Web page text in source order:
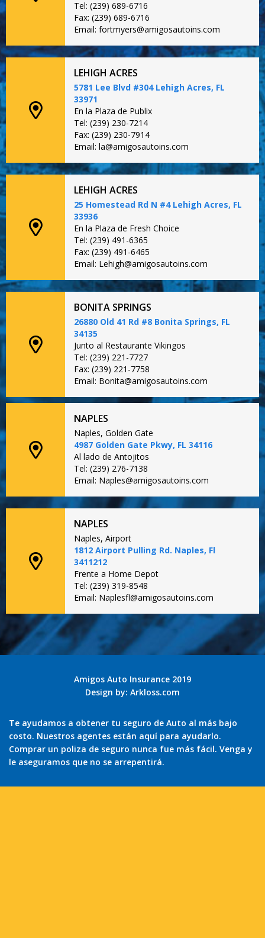
Tel: (239) 689-6716
Fax: (239) 689-6716
Email: fortmyers@amigosautoins.com
LEHIGH ACRES
5781 Lee Blvd #304 Lehigh Acres, FL
33971
En la Plaza de Publix
Tel: (239) 230-7214
Fax: (239) 230-7914
Email: la@amigosautoins.com
LEHIGH ACRES
25 Homestead Rd N #4 Lehigh Acres, FL
33936
En la Plaza de Fresh Choice
Tel: (239) 491-6365
Fax: (239) 491-6465
Email: Lehigh@amigosautoins.com
BONITA SPRINGS
26880 Old 41 Rd #8 Bonita Springs, FL
34135
Junto al Restaurante Vikingos
Tel: (239) 221-7727
Fax: (239) 221-7758
Email: Bonita@amigosautoins.com
NAPLES
Naples, Golden Gate
4987 Golden Gate Pkwy, FL 34116
Al lado de Antojitos
Tel: (239) 276-7138
Email: Naples@amigosautoins.com
NAPLES
Naples, Airport
1812 Airport Pulling Rd. Naples, Fl
3411212
Frente a Home Depot
Tel: (239) 319-8548
Email: Naplesfl@amigosautoins.com
Amigos Auto Insurance 2019
Design by: Arkloss.com
Te ayudamos a obtener tu seguro de Auto al más bajo
costo. Nuestros agentes están aquí para ayudarlo.
Comprar un poliza de seguro nunca fue más fácil. Venga y
le aseguramos que no se arrepentirá.